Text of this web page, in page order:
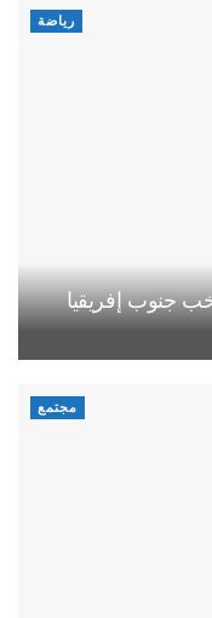
رياضة
جنوب إفريقيا
مجتمع